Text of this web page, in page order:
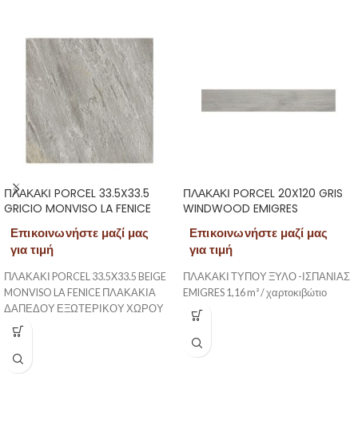
ΠΛΑΚΑΚΙ PORCEL 33.5X33.5
GRICIO MONVISO LA FENICE
Επικοινωνήστε μαζί μας
για τιμή
ΠΛΑΚΑΚΙ PORCEL 33.5X33.5 BEIGE
MONVISO LA FENICE ΠΛΑΚΑΚΙΑ
ΔΑΠΕΔΟΥ ΕΞΩΤΕΡΙΚΟΥ ΧΩΡΟΥ
ΠΛΑΚΑΚΙ PORCEL 20X120 GRIS
WINDWOOD EMIGRES
Επικοινωνήστε μαζί μας
για τιμή
ΠΛΑΚΑΚΙ ΤΥΠΟΥ ΞΥΛΟ -ΙΣΠΑΝΙΑΣ
EMIGRES 1,16 m² / χαρτοκιβώτιο